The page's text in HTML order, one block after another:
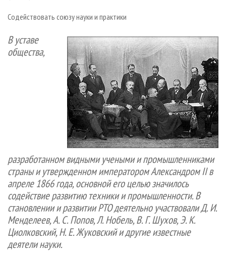
ПРОИЗВОДСТВО ДРЕВЕСНЫХ ПЛИТ
ДЕРЕВЯННОЕ ДОМОСТРОЕНИЕ
ПРОИЗВОДСТВО МЕБЕЛИ
БИОЭНЕРГЕТИКА
ИНСТРУМЕНТ И МАТЕРИАЛЫ
МОБИЛЬНЫЕ ВЫСТАВКИ
ОФИЦИАЛЬНЫЕ ДЕЛЕГАЦИИ
ПРИОРИТЕТНЫЕ ИНВЕСТПРОЕКТЫ
RUSSIAN FORESTRY REVIEW
ГАЗЕТА ЛЕСПРОМФОРУМ
БИБЛИОТЕКА СПЕЦИАЛИСТА
Содействовать союзу науки и практики
В уставе
общества,
разработанном видными учеными и промышленниками
страны и утвержденном императором Александром II в
апреле 1866 года, основной его целью значилось
содействие развитию техники и промышленности. В
становлении и развитии РТО деятельно участвовали Д. И.
Менделеев, А. С. Попов, Л. Нобель, В. Г. Шухов, Э. К.
Циолковский, Н. Е. Жуковский и другие известные
деятели науки.